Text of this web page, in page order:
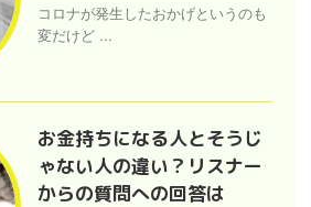
コロナが発生したおかげというのも
変だけど ...
お金持ちになる人とそうじ
ゃない人の違い？リスナー
からの質問への回答は